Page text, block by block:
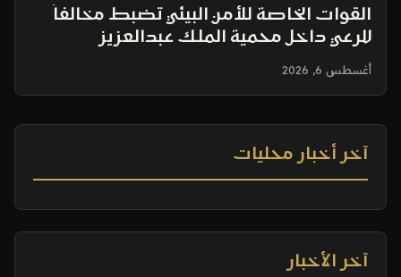
القوات الخاصة للأمن البيئي تضبط مخالفاً
للرعي داخل محمية الملك عبدالعزيز
الملكية
أغسطس 6, 2026
آخر أخبار محليات
آخر الأخبار